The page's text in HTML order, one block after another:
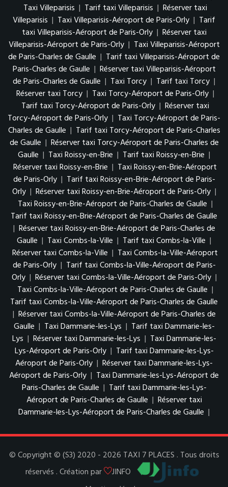
Taxi Villeparisis | Tarif taxi Villeparisis | Réserver taxi
Villeparisis | Taxi Villeparisis-Aéroport de Paris-Orly | Tarif
taxi Villeparisis-Aéroport de Paris-Orly | Réserver taxi
Villeparisis-Aéroport de Paris-Orly | Taxi Villeparisis-Aéroport
de Paris-Charles de Gaulle | Tarif taxi Villeparisis-Aéroport de
Paris-Charles de Gaulle | Réserver taxi Villeparisis-Aéroport
de Paris-Charles de Gaulle | Taxi Torcy | Tarif taxi Torcy |
Réserver taxi Torcy | Taxi Torcy-Aéroport de Paris-Orly |
Tarif taxi Torcy-Aéroport de Paris-Orly | Réserver taxi
Torcy-Aéroport de Paris-Orly | Taxi Torcy-Aéroport de Paris-
Charles de Gaulle | Tarif taxi Torcy-Aéroport de Paris-Charles
de Gaulle | Réserver taxi Torcy-Aéroport de Paris-Charles de
Gaulle | Taxi Roissy-en-Brie | Tarif taxi Roissy-en-Brie |
Réserver taxi Roissy-en-Brie | Taxi Roissy-en-Brie-Aéroport
de Paris-Orly | Tarif taxi Roissy-en-Brie-Aéroport de Paris-
Orly | Réserver taxi Roissy-en-Brie-Aéroport de Paris-Orly |
Taxi Roissy-en-Brie-Aéroport de Paris-Charles de Gaulle |
Tarif taxi Roissy-en-Brie-Aéroport de Paris-Charles de Gaulle
| Réserver taxi Roissy-en-Brie-Aéroport de Paris-Charles de
Gaulle | Taxi Combs-la-Ville | Tarif taxi Combs-la-Ville |
Réserver taxi Combs-la-Ville | Taxi Combs-la-Ville-Aéroport
de Paris-Orly | Tarif taxi Combs-la-Ville-Aéroport de Paris-
Orly | Réserver taxi Combs-la-Ville-Aéroport de Paris-Orly |
Taxi Combs-la-Ville-Aéroport de Paris-Charles de Gaulle |
Tarif taxi Combs-la-Ville-Aéroport de Paris-Charles de Gaulle
| Réserver taxi Combs-la-Ville-Aéroport de Paris-Charles de
Gaulle | Taxi Dammarie-les-Lys | Tarif taxi Dammarie-les-
Lys | Réserver taxi Dammarie-les-Lys | Taxi Dammarie-les-
Lys-Aéroport de Paris-Orly | Tarif taxi Dammarie-les-Lys-
Aéroport de Paris-Orly | Réserver taxi Dammarie-les-Lys-
Aéroport de Paris-Orly | Taxi Dammarie-les-Lys-Aéroport de
Paris-Charles de Gaulle | Tarif taxi Dammarie-les-Lys-
Aéroport de Paris-Charles de Gaulle | Réserver taxi
Dammarie-les-Lys-Aéroport de Paris-Charles de Gaulle |
© Copyright © (S3) 2020 - 2026 TAXI 7 PLACES . Tous droits
réservés . Création par
JINFO